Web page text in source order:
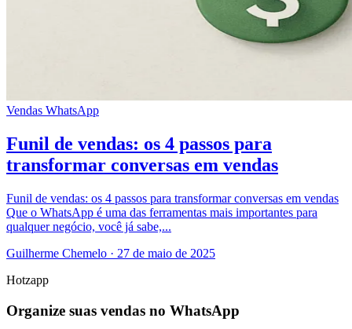
Vendas WhatsApp
Funil de vendas: os 4 passos para
transformar conversas em vendas
Funil de vendas: os 4 passos para transformar conversas em vendas
Que o WhatsApp é uma das ferramentas mais importantes para
qualquer negócio, você já sabe,...
Guilherme Chemelo · 27 de maio de 2025
Hotzapp
Organize suas vendas no WhatsApp